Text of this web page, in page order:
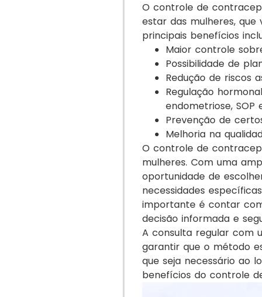
O controle de
estar das mulheres, que
principais benefícios
Maior controle
Possibilidade de
Redução de riscos
Regulação
endometriose, SOP
Prevenção de
Melhoria na
O controle de
mulheres. Com uma
oportunidade de
necessidades
importante é contar
decisão informada e
A consulta regular com
garantir que o método
que seja necessário ao
benefícios do controle